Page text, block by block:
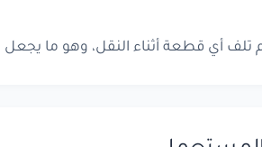
تلف أي قطعة أثناء النقل، وهو ما